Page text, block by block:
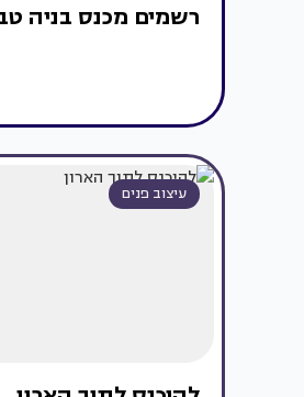
רשמים מכנס בניה
עיצוב פנים